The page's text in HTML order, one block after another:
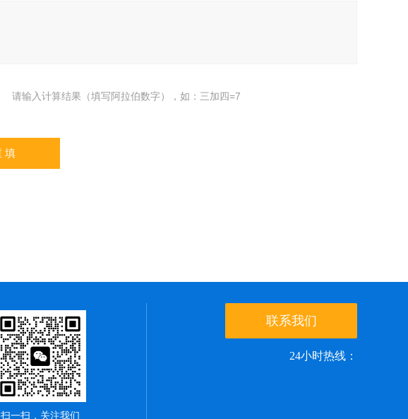
请输入计算结果（填写阿拉伯数字），如：三加四=7
扫一扫，关注我们
联系我们
24小时热线：